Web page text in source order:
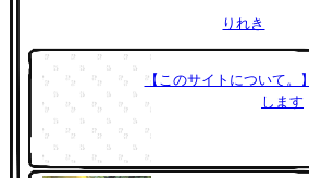
りれき
【このサイトについて。
します